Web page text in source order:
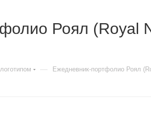
Роял (Royal
— Ежедневник-портфолио Роял